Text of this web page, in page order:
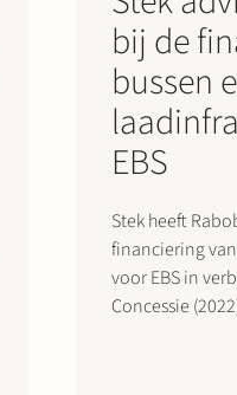
bij de
bussen
EBS
Stek heeft
financiering
voor EBS in
Concessie